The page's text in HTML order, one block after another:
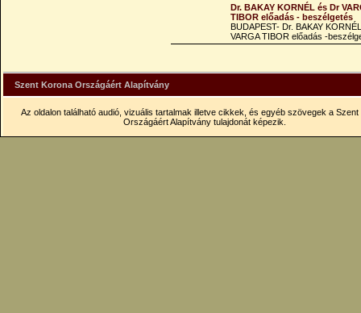
Dr. BAKAY KORNÉL és Dr
TIBOR előadás - beszélgetés
BUDAPEST- Dr. BAKAY
VARGA TIBOR előadás -
Szent Korona Országáért Alapítvány
Az oldalon található audió, vizuális tartalmak illetve cikkek, és egyéb szövegek a Szent
Országáért Alapítvány tulajdonát képezik.